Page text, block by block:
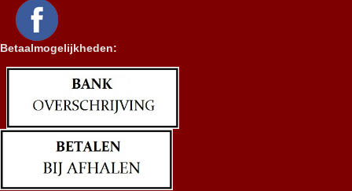
Betaalmogelijkheden: